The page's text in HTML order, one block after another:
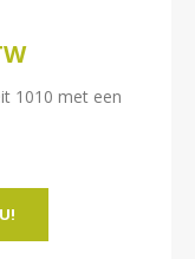
1010 met een